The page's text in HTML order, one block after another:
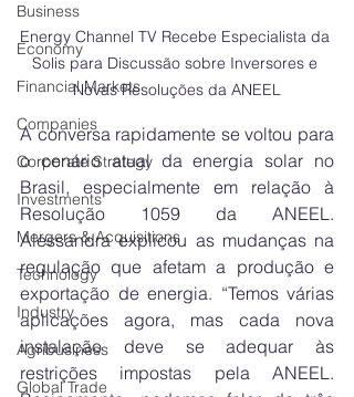
Business
Economy
Financial Markets
Companies
Corporate Strategy
Investments
Mergers & Acquisitions
Technology
Industry
Agribusiness
Global Trade
Energy Channel TV Recebe Especialista da
Solis para Discussão sobre Inversores e
Novas Resoluções da ANEEL
A conversa rapidamente se voltou para
o cenário atual da energia solar no
Brasil, especialmente em relação à
Resolução 1059 da ANEEL.
Alessandra explicou as mudanças na
regulação que afetam a produção e
exportação de energia. “Temos várias
aplicações agora, mas cada nova
instalação deve se adequar às
restrições impostas pela ANEEL.